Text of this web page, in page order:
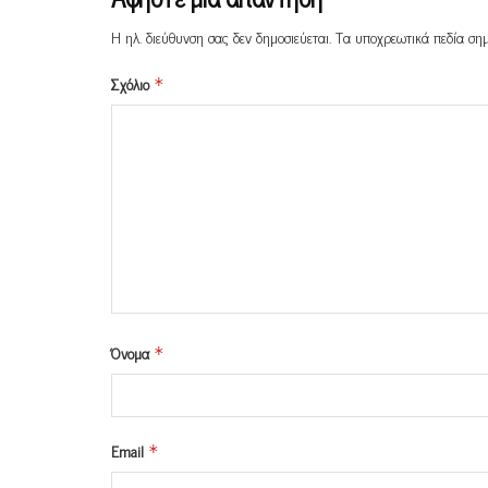
Η ηλ. διεύθυνση σας δεν δημοσιεύεται.Τα υποχρεωτικά πεδία
Σχόλιο *
Όνομα *
Email *